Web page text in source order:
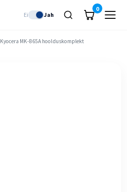
Ei Jah
0
Kyocera MK-865A hoolduskomplekt